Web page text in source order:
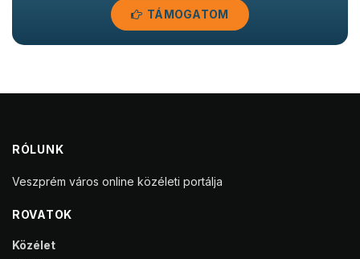
TÁMOGATOM
RÓLUNK
Veszprém város online közéleti portálja
ROVATOK
Közélet